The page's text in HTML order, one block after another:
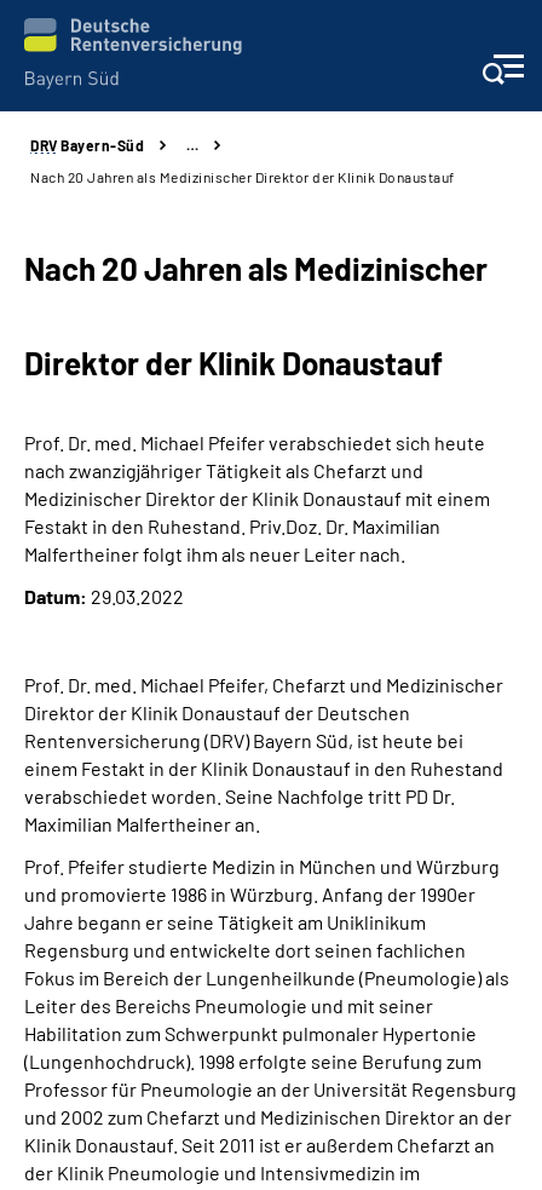
Beratung und Kontakt
Rehaverbund
Inhalte in Gebärdensprache (DGS)
Leichte Sprache
Mein Kundenportal
DRV Bayern-Süd
…
Nach 20 Jahren als Medizinischer Direktor der Klinik Donaustauf
Nach 20 Jahren als Medizinischer
Direktor der Klinik Donaustauf
Prof. Dr. med. Michael Pfeifer verabschiedet sich heute
nach zwanzigjähriger Tätigkeit als Chefarzt und
Medizinischer Direktor der Klinik Donaustauf mit einem
Festakt in den Ruhestand. Priv.Doz. Dr. Maximilian
Malfertheiner folgt ihm als neuer Leiter nach.
Datum: 29.03.2022
Prof. Dr. med. Michael Pfeifer, Chefarzt und Medizinischer
Direktor der Klinik Donaustauf der Deutschen
Rentenversicherung (DRV) Bayern Süd, ist heute bei
einem Festakt in der Klinik Donaustauf in den Ruhestand
verabschiedet worden. Seine Nachfolge tritt PD Dr.
Maximilian Malfertheiner an.
Prof. Pfeifer studierte Medizin in München und Würzburg
und promovierte 1986 in Würzburg. Anfang der 1990er
Jahre begann er seine Tätigkeit am Uniklinikum
Regensburg und entwickelte dort seinen fachlichen
Fokus im Bereich der Lungenheilkunde (Pneumologie) als
Leiter des Bereichs Pneumologie und mit seiner
Habilitation zum Schwerpunkt pulmonaler Hypertonie
(Lungenhochdruck). 1998 erfolgte seine Berufung zum
Professor für Pneumologie an der Universität Regensburg
und 2002 zum Chefarzt und Medizinischen Direktor an der
Klinik Donaustauf. Seit 2011 ist er außerdem Chefarzt an
der Klinik Pneumologie und Intensivmedizin im